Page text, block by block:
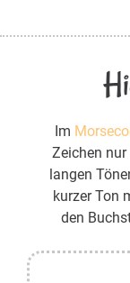
Im
Zeichen
langen
kurzer Ton
den